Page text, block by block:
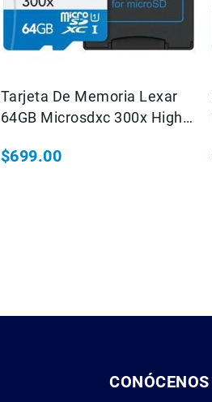
Tarjeta De Memoria Lexar
64GB Microsdxc 300x High
Adaptador SD Clase 10
$699.00
CONÓCENOS